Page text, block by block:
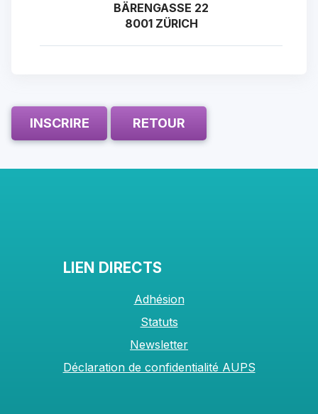
BÄRENGASSE 22
8001 ZÜRICH
INSCRIRE RETOUR
LIEN DIRECTS
Adhésion
Statuts
Newsletter
Déclaration de confidentialité AUPS